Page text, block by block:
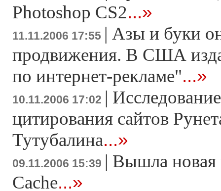
Photoshop CS2...»
11.11.2006 17:55 | Азы и буки
продвижения. В США
по интернет-рекламе"...»
10.11.2006 17:02 |
цитирования сайтов
Тутубалина...»
09.11.2006 15:39 | Вышла
Cache...»